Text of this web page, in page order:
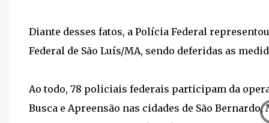
Diante desses fatos, a Polícia Federal
Federal de São Luís/MA, sendo deferidas as
Ao todo, 78 policiais federais participam da
Busca e Apreensão nas cidades de São